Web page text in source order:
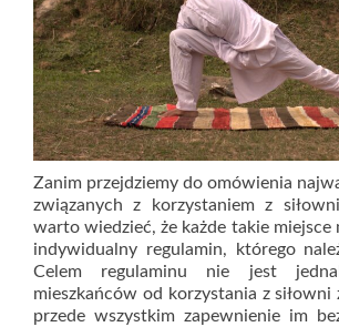
Zanim przejdziemy do omówienia
związanych z korzystaniem z
warto wiedzieć, że każde takie miejsce
indywidualny regulamin, którego
Celem regulaminu nie jest
mieszkańców od korzystania z siłowni
przede wszystkim zapewnienie im